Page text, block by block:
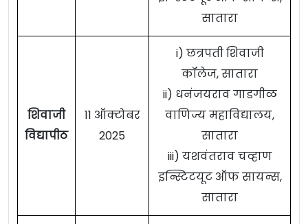
सातारा
शिवाजी
विद्यापीठ
11 ऑक्टोबर
2025
i) छत्रपती शिवाजी
कॉलेज, सातारा
ii) धनंजयराव गाडगीळ
वाणिज्य महाविद्यालय,
सातारा
iii) यशवंतराव चव्हाण
इन्स्टिटयूट ऑफ सायन्स,
सातारा